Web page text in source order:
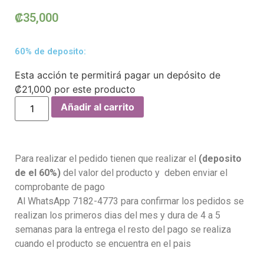
₡35,000
60% de deposito:
Esta acción te permitirá pagar un depósito de
₡21,000 por este producto
Añadir al carrito
Para realizar el pedido tienen que realizar el (deposito
de el 60%) del valor del producto y deben enviar el
comprobante de pago
Al WhatsApp 7182-4773 para confirmar los pedidos se
realizan los primeros dias del mes y dura de 4 a 5
semanas para la entrega el resto del pago se realiza
cuando el producto se encuentra en el pais